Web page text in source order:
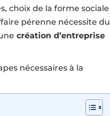
choix de la forme sociale
pérenne nécessite du
création d’entreprise
nécessaires à la